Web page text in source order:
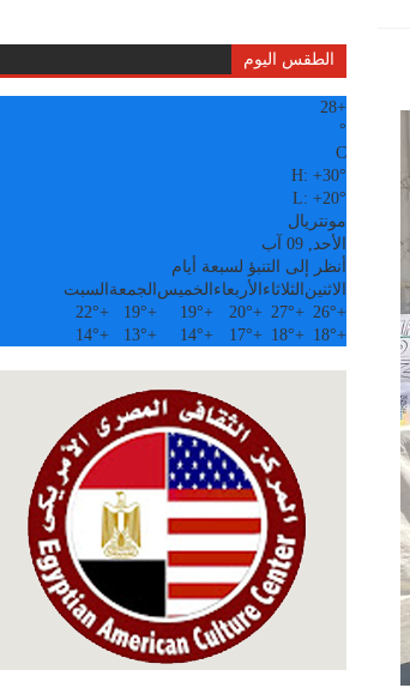
الطقس اليوم
+
28
°
C
H: +30°
L: +20°
مونتريال
الأحد, 09 آب
أنظر إلى التنبؤ لسبعة أيام
الاثنين الثلاثاء الأربعاء الخميس الجمعة السبت
+
26°
+
27°
+
20°
+
19°
+
19°
+
22°
+
18°
+
18°
+
17°
+
14°
+
13°
+
14°